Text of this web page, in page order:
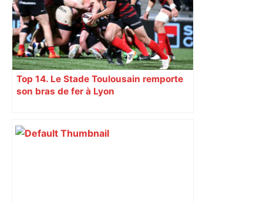
Top 14. Le Stade Toulousain remporte
son bras de fer à Lyon